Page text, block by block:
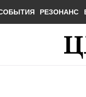
РЕЗОНАНС